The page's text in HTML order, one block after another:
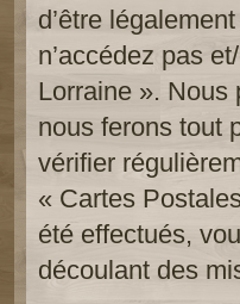
d’être
n’accédez pas
Lorraine ». Nous
nous ferons tout
vérifier
« Cartes
été effectués,
découlant des